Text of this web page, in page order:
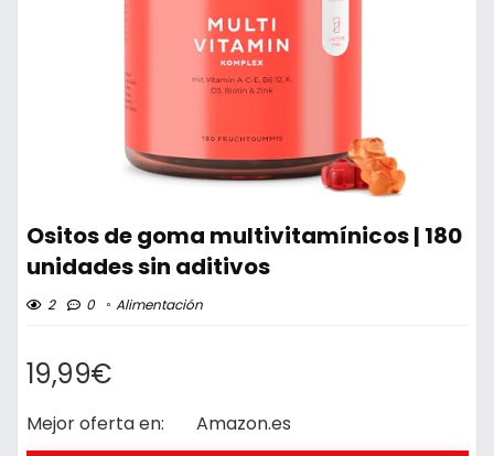
Ositos de goma multivitamínicos | 180
unidades sin aditivos
2 0 Alimentación
19,99€
Mejor oferta en:
Amazon.es